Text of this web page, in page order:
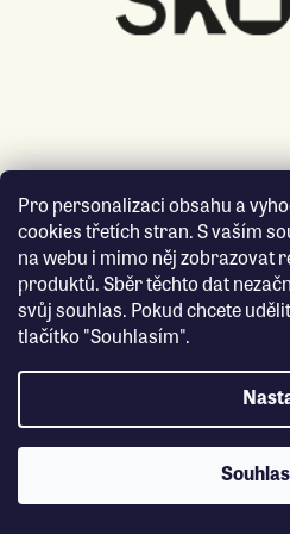
Pro personalizaci obsahu a
cookies třetích stran. S vaším
na webu i mimo něj zobrazovat
produktů. Sběr těchto dat
svůj souhlas. Pokud chcete
tlačítko "Souhlasím".